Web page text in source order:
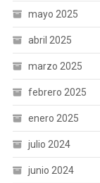
mayo 2025
abril 2025
marzo 2025
febrero 2025
enero 2025
julio 2024
junio 2024